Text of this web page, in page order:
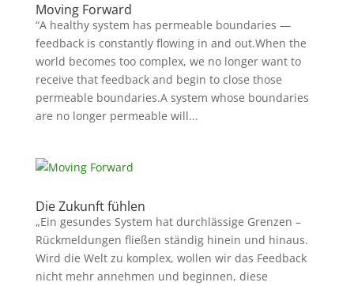
Moving Forward
“A healthy system has permeable boundaries —
feedback is constantly flowing in and out.When the
world becomes too complex, we no longer want to
receive that feedback and begin to close those
permeable boundaries.A system whose boundaries
are no longer permeable will...
Die Zukunft fühlen
„Ein gesundes System hat durchlässige Grenzen –
Rückmeldungen fließen ständig hinein und hinaus.
Wird die Welt zu komplex, wollen wir das Feedback
nicht mehr annehmen und beginnen, diese